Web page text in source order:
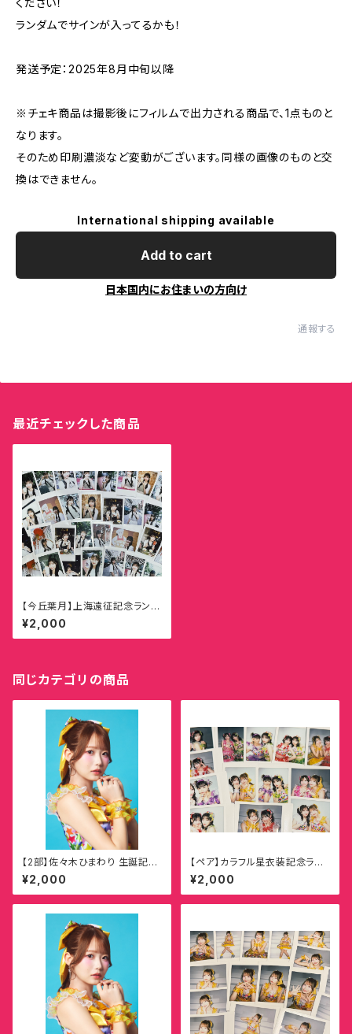
ください！
ランダムでサインが入ってるかも！
発送予定：2025年8月中旬以降
※チェキ商品は撮影後にフィルムで出力される商品で、1点ものと
なります。
そのため印刷濃淡など変動がございます。同様の画像のものと交
換はできません。
International shipping available
Add to cart
日本国内にお住まいの方向け
通報する
最近チェックした商品
【今丘葉月】上海遠征記念ランダ
ムチェキ
¥2,000
同じカテゴリの商品
【2部】佐々木ひまわり 生誕記念
オンラインチェキ
¥2,000
【ペア】カラフル星衣装記念ラン
ダムチェキ
¥2,000